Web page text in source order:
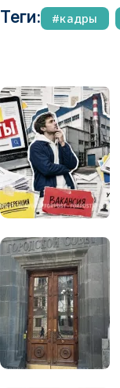
Теги: кадры